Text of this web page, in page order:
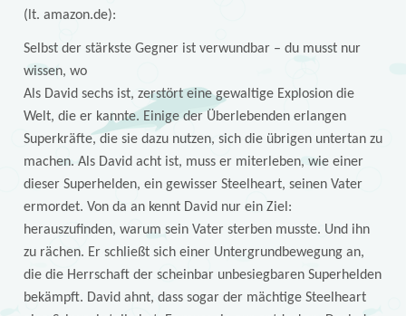
(lt. amazon.de):
Selbst der stärkste Gegner ist verwundbar – du musst nur
wissen, wo
Als David sechs ist, zerstört eine gewaltige Explosion die
Welt, die er kannte. Einige der Überlebenden erlangen
Superkräfte, die sie dazu nutzen, sich die übrigen untertan zu
machen. Als David acht ist, muss er miterleben, wie einer
dieser Superhelden, ein gewisser Steelheart, seinen Vater
ermordet. Von da an kennt David nur ein Ziel:
herauszufinden, warum sein Vater sterben musste. Und ihn
zu rächen. Er schließt sich einer Untergrundbewegung an,
die die Herrschaft der scheinbar unbesiegbaren Superhelden
bekämpft. David ahnt, dass sogar der mächtige Steelheart